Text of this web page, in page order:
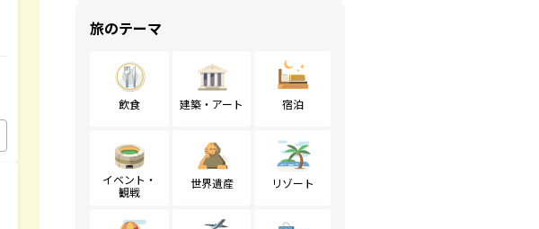
旅のテーマ
飲食 建築・アート 宿泊
イベント・
観戦
世界遺産 リゾート